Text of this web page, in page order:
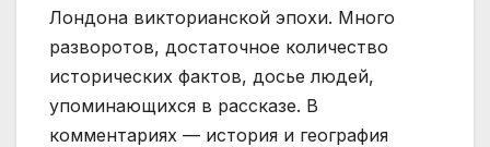
Лондона викторианской эпохи. Много
разворотов, достаточное количество
исторических фактов, досье людей,
упоминающихся в рассказе. В
комментариях — история и география